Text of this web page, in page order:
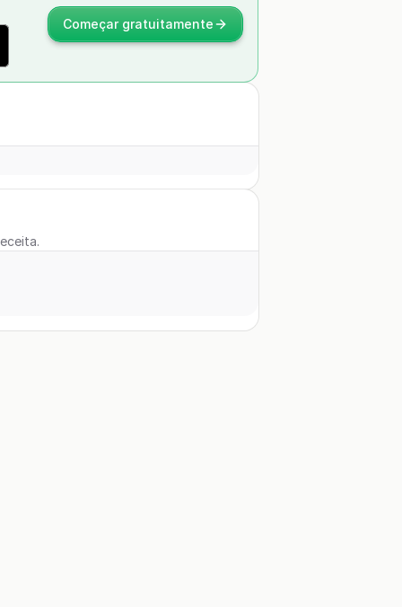
Começar gratuitamente